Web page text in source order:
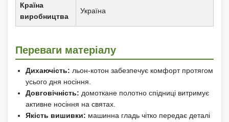
Країна
виробництва
Україна
Переваги матеріалу
Дихаючість: льон-котон забезпечує комфорт протягом
усього дня носіння.
Довговічність: домоткане полотно спідниці витримує
активне носіння на святах.
Якість вишивки: машинна гладь чітко передає деталі